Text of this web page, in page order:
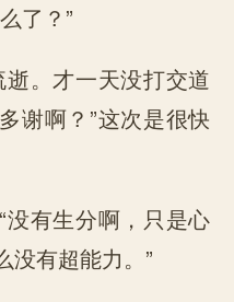
了？”
。才一天没打交道
谢啊？”这次是很快
有生分啊，只是心
没有超能力。”